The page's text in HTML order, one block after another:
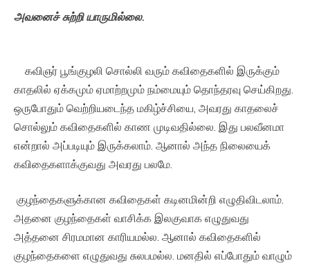
அவனைச் சுற்றி யாருமில்லை.
கவிஞர் பூங்குழலி சொல்லி வரும் கவிதைகளில் இருக்கும்
காதலில் ஏக்கமும் ஏமாற்றமும் நம்மையும் தொந்தரவு செய்கிறது.
ஒருபோதும் வெற்றியடைந்த மகிழ்ச்சியை, அவரது காதலைச்
சொல்லும் கவிதைகளில் காண முடிவதில்லை. இது பலவீனமா
என்றால் அப்படியும் இருக்கலாம். ஆனால் அந்த நிலையைக்
கவிதைகளாக்குவது அவரது பலமே.
குழந்தைகளுக்கான கவிதைகள் கடினமின்றி எழுதிவிடலாம்.
அதனை குழந்தைகள் வாசிக்க இலகுவாக எழுதுவது
அத்தனை சிரமமான காரியமல்ல. ஆனால் கவிதைகளில்
குழந்தைகளை எழுதுவது சுலபமல்ல. மனதில் எப்போதும் வாழும்